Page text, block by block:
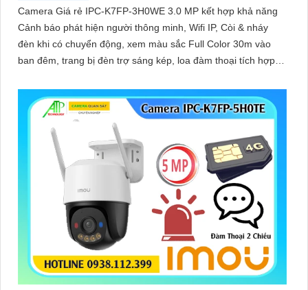
Camera Giá rẻ IPC-K7FP-3H0WE 3.0 MP kết hợp khả năng
Cảnh báo phát hiện người thông minh, Wifi IP, Còi & nháy
đèn khi có chuyển động, xem màu sắc Full Color 30m vào
ban đêm, trang bị đèn trợ sáng kép, loa đàm thoại tích hợp,